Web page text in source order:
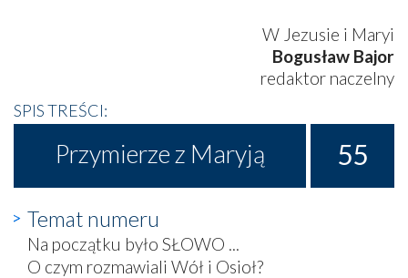
W Jezusie i Maryi
Bogusław Bajor
redaktor naczelny
SPIS TREŚCI:
Przymierze z Maryją 55
Temat numeru
Na początku było SŁOWO ...
O czym rozmawiali Wół i Osioł?